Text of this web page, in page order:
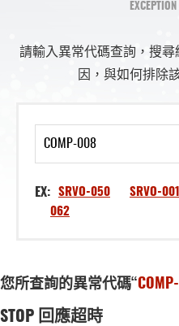
請輸入異常代碼查詢，搜
因，與如何排除
EX: SRVO-050 SRVO-001
062
您所查詢的異常代碼“
STOP 回應超時